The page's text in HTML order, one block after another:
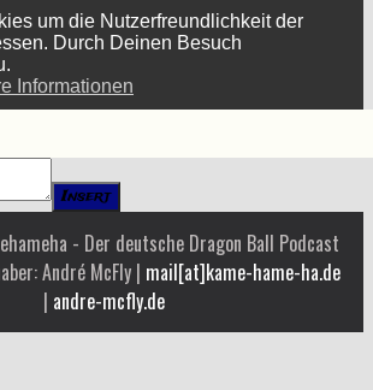
um die Nutzerfreundlichkeit der
Durch Deinen Besuch
Informationen
Insert
- Der deutsche Dragon Ball Podcast
André McFly | mail[at]kame-hame-ha.de
| andre-mcfly.de